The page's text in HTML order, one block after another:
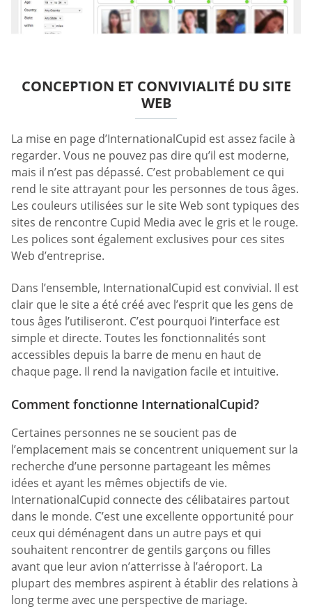
CONCEPTION ET CONVIVIALITÉ DU SITE
WEB
La mise en page d’InternationalCupid est assez facile à
regarder. Vous ne pouvez pas dire qu’il est moderne,
mais il n’est pas dépassé. C’est probablement ce qui
rend le site attrayant pour les personnes de tous âges.
Les couleurs utilisées sur le site Web sont typiques des
sites de rencontre Cupid Media avec le gris et le rouge.
Les polices sont également exclusives pour ces sites
Web d’entreprise.
Dans l’ensemble, InternationalCupid est convivial. Il est
clair que le site a été créé avec l’esprit que les gens de
tous âges l’utiliseront. C’est pourquoi l’interface est
simple et directe. Toutes les fonctionnalités sont
accessibles depuis la barre de menu en haut de
chaque page. Il rend la navigation facile et intuitive.
Comment fonctionne InternationalCupid?
Certaines personnes ne se soucient pas de
l’emplacement mais se concentrent uniquement sur la
recherche d’une personne partageant les mêmes
idées et ayant les mêmes objectifs de vie.
InternationalCupid connecte des célibataires partout
dans le monde. C’est une excellente opportunité pour
ceux qui déménagent dans un autre pays et qui
souhaitent rencontrer de gentils garçons ou filles
avant que leur avion n’atterrisse à l’aéroport. La
plupart des membres aspirent à établir des relations à
long terme avec une perspective de mariage.